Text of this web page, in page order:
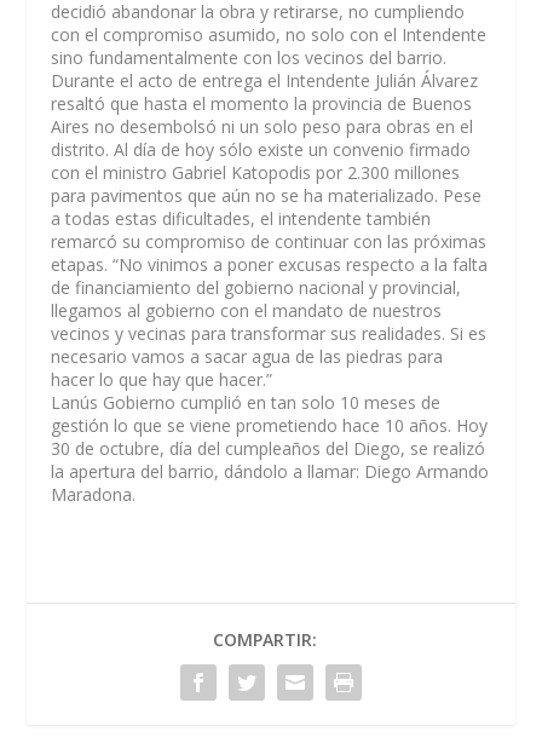
decidió abandonar la obra y retirarse, no cumpliendo
con el compromiso asumido, no solo con el Intendente
sino fundamentalmente con los vecinos del barrio.
Durante el acto de entrega el Intendente Julián Álvarez
resaltó que hasta el momento la provincia de Buenos
Aires no desembolsó ni un solo peso para obras en el
distrito. Al día de hoy sólo existe un convenio firmado
con el ministro Gabriel Katopodis por 2.300 millones
para pavimentos que aún no se ha materializado. Pese
a todas estas dificultades, el intendente también
remarcó su compromiso de continuar con las próximas
etapas. “No vinimos a poner excusas respecto a la falta
de financiamiento del gobierno nacional y provincial,
llegamos al gobierno con el mandato de nuestros
vecinos y vecinas para transformar sus realidades. Si es
necesario vamos a sacar agua de las piedras para
hacer lo que hay que hacer.”
Lanús Gobierno cumplió en tan solo 10 meses de
gestión lo que se viene prometiendo hace 10 años. Hoy
30 de octubre, día del cumpleaños del Diego, se realizó
la apertura del barrio, dándolo a llamar: Diego Armando
Maradona.
COMPARTIR: